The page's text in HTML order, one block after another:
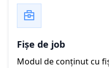
Fișe de job
Modul de conținut cu